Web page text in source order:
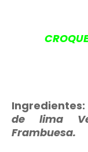
de lima
Frambuesa.